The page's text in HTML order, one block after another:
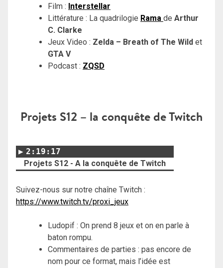
Film : Interstellar
Littérature : La quadrilogie Rama de Arthur
C. Clarke
Jeux Video : Zelda – Breath of The Wild et
GTA V
Podcast : ZQSD
Projets S12 – la conquête de Twitch
2:19:17
Projets S12 - A la conquête de Twitch
Suivez-nous sur notre chaîne Twitch :
https://www.twitch.tv/proxi_jeux
Ludopif : On prend 8 jeux et on en parle à
baton rompu.
Commentaires de parties : pas encore de
nom pour ce format, mais l’idée est